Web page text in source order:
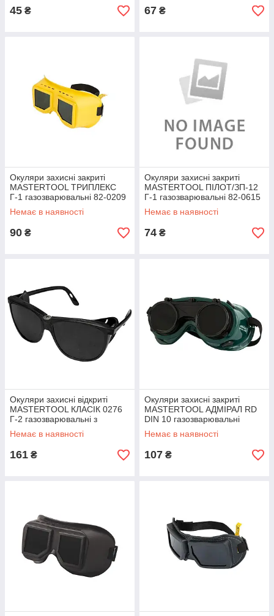
45 ₴ 67 ₴
Окуляри захисні закриті
MASTERTOOL ТРИПЛЕКС
Г-1 газозварювальні 82-0209
SPL
Немає в наявності
90 ₴
Окуляри захисні закриті
MASTERTOOL ПІЛОТ/ЗП-12
Г-1 газозварювальні 82-0615
Shopolife
Немає в наявності
74 ₴
Окуляри захисні відкриті
MASTERTOOL КЛАСІК 0276
Г-2 газозварювальні з
регульованими дужками 82-
0204 SPL
Немає в наявності
161 ₴
Окуляри захисні закриті
MASTERTOOL АДМІРАЛ RD
DIN 10 газозварювальні
відкидні 82-0203 SPL
Немає в наявності
107 ₴